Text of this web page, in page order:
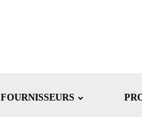
FOURNISSEURS